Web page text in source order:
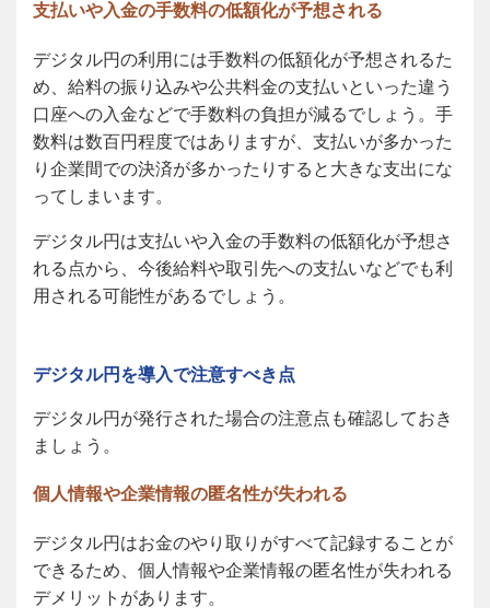
支払いや入金の手数料の低額化が予想される
デジタル円の利用には手数料の低額化が予想されるた
め、給料の振り込みや公共料金の支払いといった違う
口座への入金などで手数料の負担が減るでしょう。手
数料は数百円程度ではありますが、支払いが多かった
り企業間での決済が多かったりすると大きな支出にな
ってしまいます。
デジタル円は支払いや入金の手数料の低額化が予想さ
れる点から、今後給料や取引先への支払いなどでも利
用される可能性があるでしょう。
デジタル円を導入で注意すべき点
デジタル円が発行された場合の注意点も確認しておき
ましょう。
個人情報や企業情報の匿名性が失われる
デジタル円はお金のやり取りがすべて記録することが
できるため、個人情報や企業情報の匿名性が失われる
デメリットがあります。